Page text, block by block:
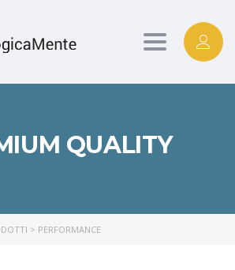
Toggle
QUALITY
> PERFORMANCE